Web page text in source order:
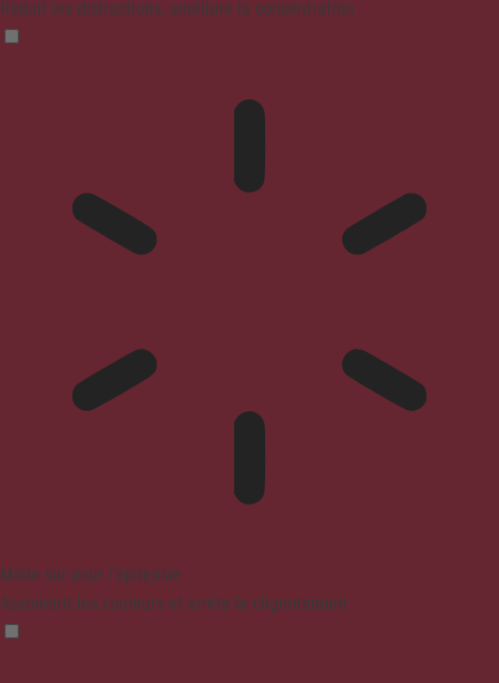
Réduit les distractions, améliore la concentration
Mode sûr pour l'épilepsie
Assombrit les couleurs et arrête le clignotement